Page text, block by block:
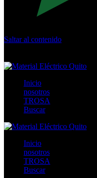
Saltar al contenido
Inicio
nosotros
TROSA
Buscar
Inicio
nosotros
TROSA
Buscar